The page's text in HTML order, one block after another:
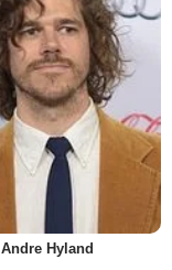
Andre Hyland